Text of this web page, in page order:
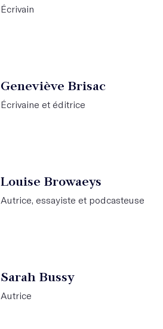
Écrivain
Geneviève Brisac
Écrivaine et éditrice
Louise Browaeys
Autrice, essayiste et podcasteuse
Sarah Bussy
Autrice